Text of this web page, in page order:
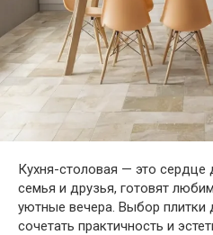
Кухня-столовая — это сердце
семья и друзья, готовят
уютные вечера. Выбор
сочетать практичность и